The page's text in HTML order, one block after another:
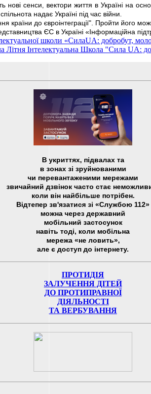
сенси, вектори життя в Україні на
надає Україні під час війни.
країни до євроінтеграції". Пройти його
ЄС в Україні «Інформаційна
школи «СилаUA: добробут,
Літня Інтелектуальна Школа "Сила UA:
В укриттях, підвалах та
в зонах зі зруйнованими
чи перевантаженими мережами
звичайний дзвінок часто стає
коли він найбільше потрібен.
Відтепер зв'язатися зі «Службою 112»
можна через державний
мобільний застосунок
навіть тоді, коли мобільна
мережа «не ловить»,
але є доступ до інтернету.
ПРОТИДІЯ
ЗАЛУЧЕННЯ ДІТЕЙ
ДО ПРОТИПРАВНОЇ
ДІЯЛЬНОСТІ
ТА ВЕРБУВАННЯ